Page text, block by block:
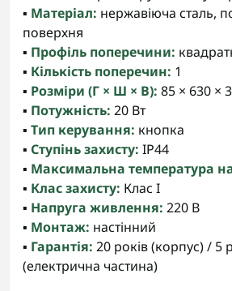
▪️ Матеріал: нержавіюча сталь,
поверхня
▪️ Профіль поперечини:
▪️ Кількість поперечин: 1
▪️ Розміри (Г × Ш × В): 85 × 630 ×
▪️ Потужність: 20 Вт
▪️ Тип керування: кнопка
▪️ Ступінь захисту: IP44
▪️ Максимальна температура
▪️ Клас захисту: Клас I
▪️ Напруга живлення: 220 В
▪️ Монтаж: настінний
▪️ Гарантія: 20 років (корпус) / 5
(електрична частина)